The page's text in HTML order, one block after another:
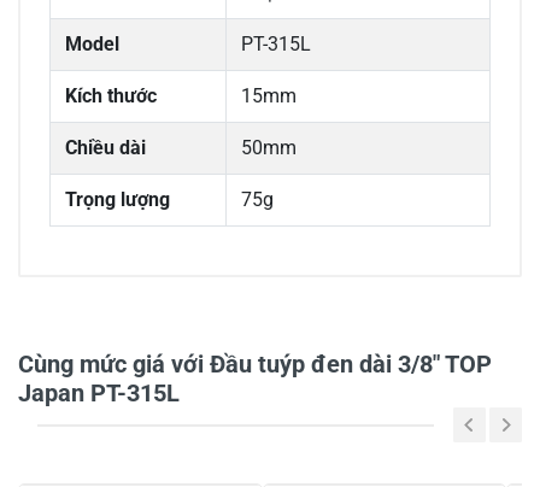
Model PT-315L
Kích thước 15mm
Chiều dài 50mm
Trọng lượng 75g
Cùng mức giá với Đầu tuýp đen dài 3/8" TOP
Japan PT-315L